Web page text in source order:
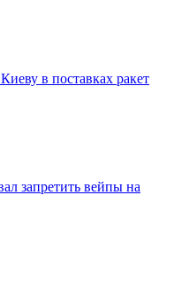
в поставках ракет
запретить вейпы на